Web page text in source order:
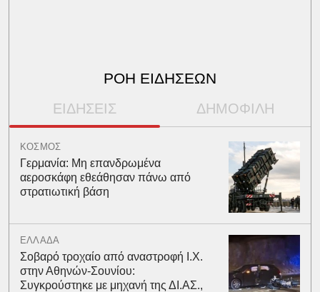
ΡΟΗ ΕΙΔΗΣΕΩΝ
ΕΙΔΗΣΕΙΣ ΔΗΜΟΦΙΛΗ
ΚΟΣΜΟΣ
Γερμανία: Μη επανδρωμένα
αεροσκάφη εθεάθησαν πάνω από
στρατιωτική βάση
ΕΛΛΑΔΑ
Σοβαρό τροχαίο από αναστροφή Ι.Χ.
στην Αθηνών-Σουνίου:
Συγκρούστηκε με μηχανή της ΔΙ.ΑΣ.,